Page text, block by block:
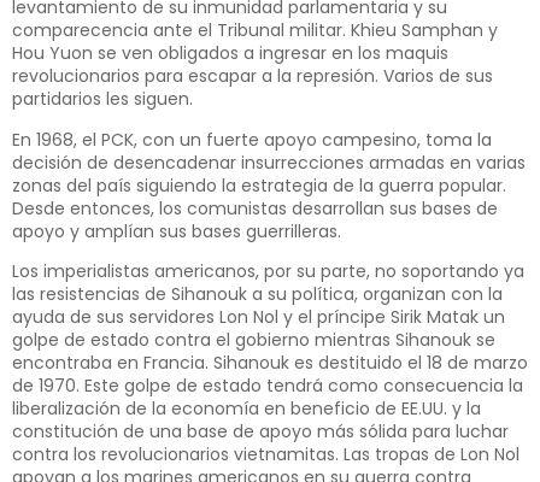
levantamiento de su inmunidad parlamentaria y su
comparecencia ante el Tribunal militar. Khieu Samphan y
Hou Yuon se ven obligados a ingresar en los maquis
revolucionarios para escapar a la represión. Varios de sus
partidarios les siguen.
En 1968, el PCK, con un fuerte apoyo campesino, toma la
decisión de desencadenar insurrecciones armadas en varias
zonas del país siguiendo la estrategia de la guerra popular.
Desde entonces, los comunistas desarrollan sus bases de
apoyo y amplían sus bases guerrilleras.
Los imperialistas americanos, por su parte, no soportando ya
las resistencias de Sihanouk a su política, organizan con la
ayuda de sus servidores Lon Nol y el príncipe Sirik Matak un
golpe de estado contra el gobierno mientras Sihanouk se
encontraba en Francia. Sihanouk es destituido el 18 de marzo
de 1970. Este golpe de estado tendrá como consecuencia la
liberalización de la economía en beneficio de EE.UU. y la
constitución de una base de apoyo más sólida para luchar
contra los revolucionarios vietnamitas. Las tropas de Lon Nol
apoyan a los marines americanos en su guerra contra